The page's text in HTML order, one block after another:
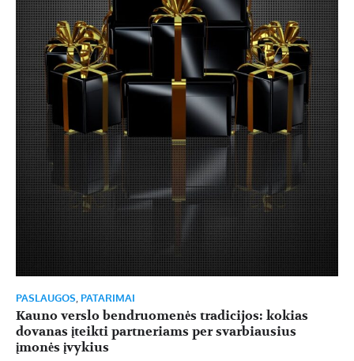
PASLAUGOS PATARIMAI
Kauno verslo bendruomenės tradicijos: kokias
dovanas įteikti partneriams per svarbiausius
įmonės įvykius